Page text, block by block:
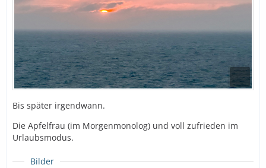
Bis später irgendwann.
Die Apfelfrau (im Morgenmonolog) und voll zufrieden im
Urlaubsmodus.
Bilder